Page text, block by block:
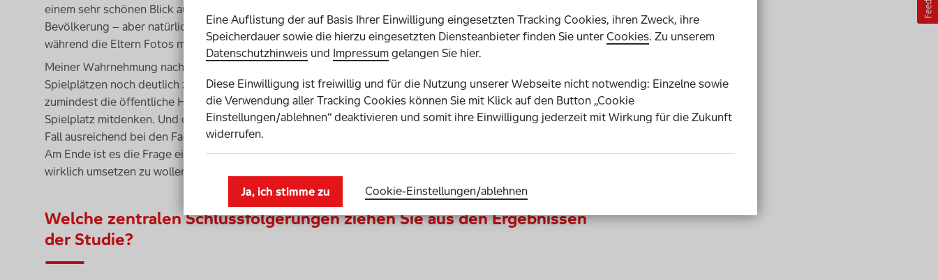
einem sehr schönen Blick auf den Hafen, eine große barrierefreie Spiel- und Bewegungsfläche für die
Bevölkerung – aber natürlich auch für alle Kinder der Touristen, die sich freuen zu klettern und zu schaukeln,
während die Eltern Fotos machten. Diese Selbstverständlichkeit würde uns guttun.
Meiner Wahrnehmung nach wird hierzulande das Thema Inklusion bei der Planung und Umsetzung von
Spielplätzen noch deutlich zu wenig berücksichtigt. Aber durch das Barrierefreiheitsstärkungsgesetz ist
zumindest die öffentliche Hand mehr und mehr sensibilisiert und sollte das Thema bei jedem zu bauenden
Spielplatz mitdenken. Und das
Knowhow, wie ein inklusiver Spielplatz konzipiert werden sollte, ist in jedem
Fall ausreichend bei den Fachplanern und auch den Herstellern der Spielgeräte und Spielplätze vorhanden.
Am Ende ist es die Frage einer konsequent-inklusiven Konzeption und dem politischen Willen, Inklusion
wirklich umsetzen zu wollen.
Welche zentralen Schlussfolgerungen ziehen Sie aus den Ergebnissen
der Studie?
Eine Auflistung der auf Basis Ihrer Einwilligung eingesetzten Tracking Cookies, ihren Zweck, ihre
Speicherdauer sowie die hierzu eingesetzten Diensteanbieter finden Sie unterCookies. Zu unserem
Datenschutzhinweis und Impressumgelangen Sie hier.
Diese Einwilligung ist freiwillig und für die Nutzung unserer Webseite nicht notwendig: Einzelne sowie
die Verwendung aller Tracking Cookies können Sie mit Klick auf den Button „Cookie
Einstellungen/ablehnen“ deaktivieren und somit ihre Einwilligung jederzeit mit Wirkung für die Zukunft
widerrufen.
Ja, ich stimme zu Cookie-Einstellungen­/­ablehnen